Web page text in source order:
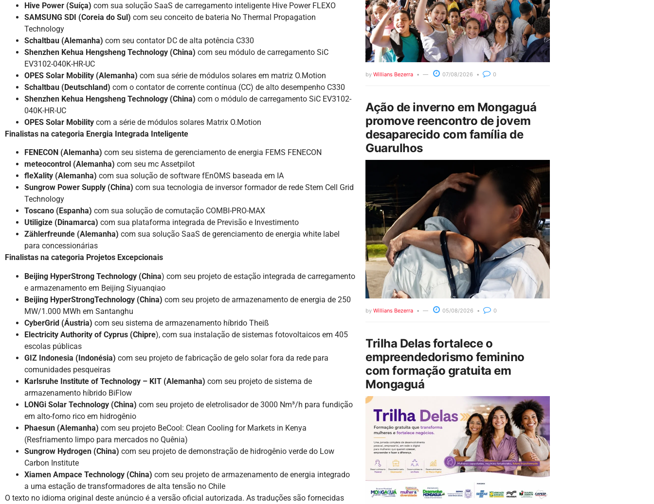
Hive Power (Suíça) com sua solução SaaS de carregamento inteligente Hive Power FLEXO
SAMSUNG SDI (Coreia do Sul) com seu conceito de bateria No Thermal Propagation
Technology
Schaltbau (Alemanha) com seu contator DC de alta potência C330
Shenzhen Kehua Hengsheng Technology (China) com seu módulo de carregamento SiC
EV3102-040K-HR-UC
OPES Solar Mobility (Alemanha) com sua série de módulos solares em matriz O.Motion
Schaltbau (Deutschland) com o contator de corrente contínua (CC) de alto desempenho C330
Shenzhen Kehua Hengsheng Technology (China) com o módulo de carregamento SiC EV3102-
040K-HR-UC
OPES Solar Mobility com a série de módulos solares Matrix O.Motion
Finalistas na categoria Energia Integrada Inteligente
FENECON (Alemanha) com seu sistema de gerenciamento de energia FEMS FENECON
meteocontrol (Alemanha) com seu mc Assetpilot
fleXality (Alemanha) com sua solução de software fEnOMS baseada em IA
Sungrow Power Supply (China) com sua tecnologia de inversor formador de rede Stem Cell Grid
Technology
Toscano (Espanha) com sua solução de comutação COMBI-PRO-MAX
Utiligize (Dinamarca) com sua plataforma integrada de Previsão e Investimento
Zählerfreunde (Alemanha) com sua solução SaaS de gerenciamento de energia white label
para concessionárias
Finalistas na categoria Projetos Excepcionais
Beijing HyperStrong Technology (China) com seu projeto de estação integrada de carregamento
e armazenamento em Beijing Siyuanqiao
Beijing HyperStrongTechnology (China) com seu projeto de armazenamento de energia de 250
MW/1.000 MWh em Santanghu
CyberGrid (Áustria) com seu sistema de armazenamento híbrido Theiß
Electricity Authority of Cyprus (Chipre), com sua instalação de sistemas fotovoltaicos em 405
escolas públicas
GIZ Indonesia (Indonésia) com seu projeto de fabricação de gelo solar fora da rede para
comunidades pesqueiras
Karlsruhe Institute of Technology – KIT (Alemanha) com seu projeto de sistema de
armazenamento híbrido BiFlow
LONGi Solar Technology (China) com seu projeto de eletrolisador de 3000 Nm³/h para fundição
em alto-forno rico em hidrogênio
Phaesun (Alemanha) com seu projeto BeCool: Clean Cooling for Markets in Kenya
(Resfriamento limpo para mercados no Quênia)
Sungrow Hydrogen (China) com seu projeto de demonstração de hidrogênio verde do Low
Carbon Institute
Xiamen Ampace Technology (China) com seu projeto de armazenamento de energia integrado
a uma estação de transformadores de alta tensão no Chile
O texto no idioma original deste anúncio é a versão oficial autorizada. As traduções são fornecidas
by Willians Bezerra 07/08/2026 0
Ação de inverno em Mongaguá
promove reencontro de jovem
desaparecido com família de
Guarulhos
by Willians Bezerra 05/08/2026 0
Trilha Delas fortalece o
empreendedorismo feminino
com formação gratuita em
Mongaguá